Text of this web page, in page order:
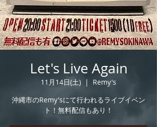
Let's Live Again
11月14日(土)
  |
Remy's
沖縄市のRemy'sにて行われるライブイベン
ト！無料配信もあり！